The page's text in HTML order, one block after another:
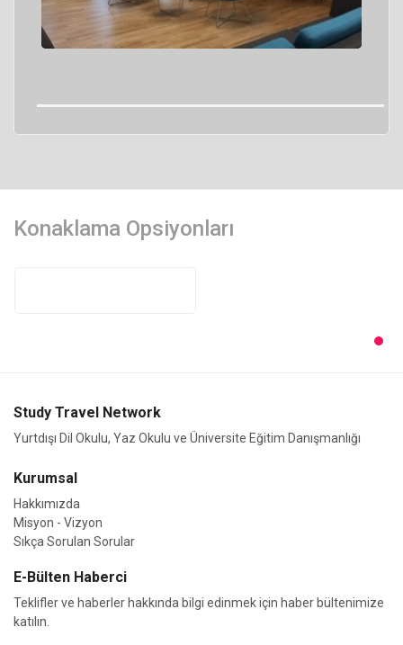
Konaklama Opsiyonları
Study Travel Network
Yurtdışı Dil Okulu, Yaz Okulu ve Üniversite Eğitim Danışmanlığı
Kurumsal
Hakkımızda
Misyon - Vizyon
Sıkça Sorulan Sorular
E-Bülten Haberci
Teklifler ve haberler hakkında bilgi edinmek için haber bültenimize
katılın.